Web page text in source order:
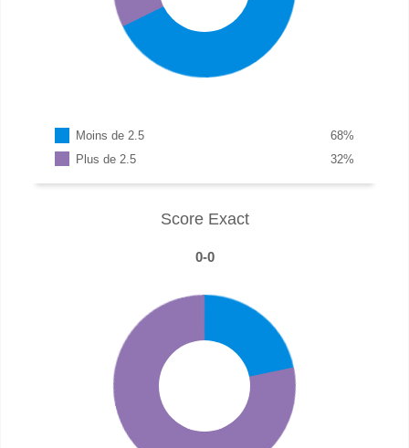
Moins de 2.5 %
68
Plus de 2.5
%
32
Score Exact
0-0